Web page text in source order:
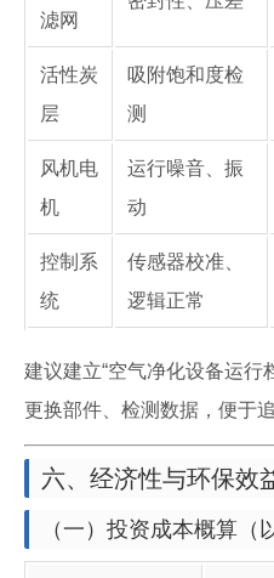
滤网
活性炭
层
吸附饱和度检
测
风机电
机
运行噪音、振
动
控制系
统
传感器校准、
逻辑正常
建议建立“空气净化设备运行
更换部件、检测数据，便于
六、经济性与环保效
（一）投资成本概算（